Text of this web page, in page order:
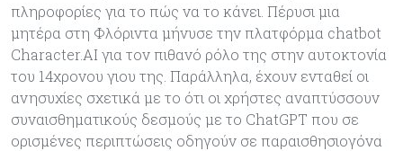
πληροφορίες για το πώς να το κάνει. Πέρυσι μια
μητέρα στη Φλόριντα μήνυσε την πλατφόρμα chatbot
Character.AI για τον πιθανό ρόλο της στην αυτοκτονία
του 14χρονου γιου της. Παράλληλα, έχουν ενταθεί οι
ανησυχίες σχετικά με το ότι οι χρήστες αναπτύσσουν
συναισθηματικούς δεσμούς με το ChatGPT που σε
ορισμένες περιπτώσεις οδηγούν σε παραισθησιογόνα